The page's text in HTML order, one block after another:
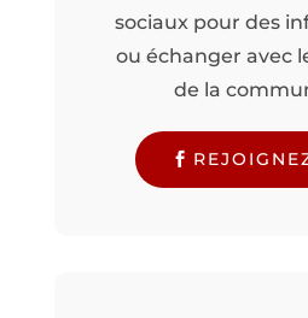
sociaux pour des
ou échanger avec
de la